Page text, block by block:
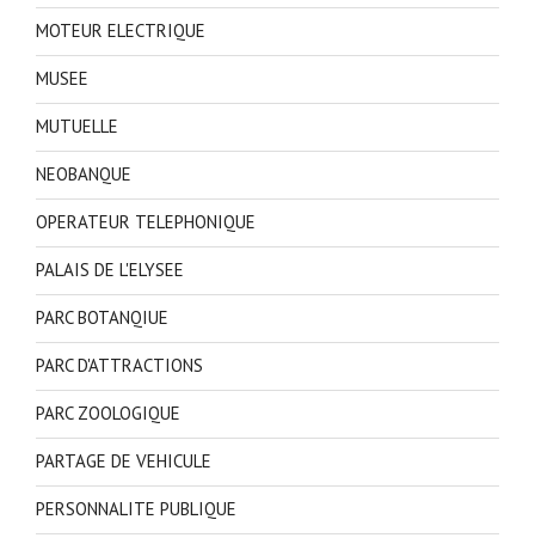
MOTEUR ELECTRIQUE
MUSEE
MUTUELLE
NEOBANQUE
OPERATEUR TELEPHONIQUE
PALAIS DE L'ELYSEE
PARC BOTANQIUE
PARC D'ATTRACTIONS
PARC ZOOLOGIQUE
PARTAGE DE VEHICULE
PERSONNALITE PUBLIQUE